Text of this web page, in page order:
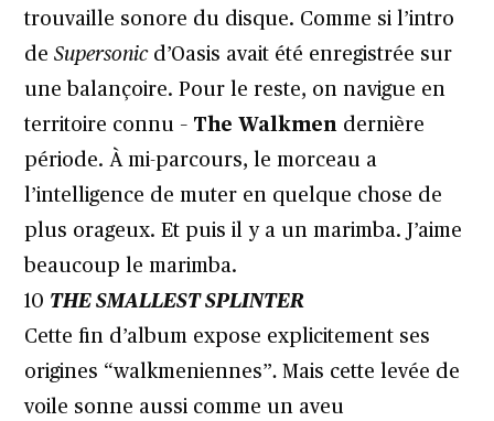
trouvaille sonore du disque. Comme si l’intro
deSupersonicd’Oasis avait été enregistrée sur
une balançoire. Pour le reste, on navigue en
territoire connu – The Walkmen dernière
période. À mi-parcours, le morceau a
l’intelligence de muter en quelque chose de
plus orageux. Et puis il y a un marimba. J’aime
beaucoup le marimba.
10 THE SMALLEST SPLINTER
Cette fin d’album expose explicitement ses
origines “walkmeniennes”. Mais cette levée de
voile sonne aussi comme un aveu